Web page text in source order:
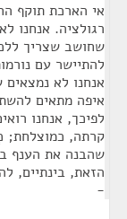
אי הארכת תוקף
רגולציה. אנחנו
שחושב שצריך
להתיישר עם
אנחנו לא
איפה מתאים
לפיכך, אנחנו
קרתה, כמוצלחת;
שהבנה את הענף
הזאת, בינתיים,
-